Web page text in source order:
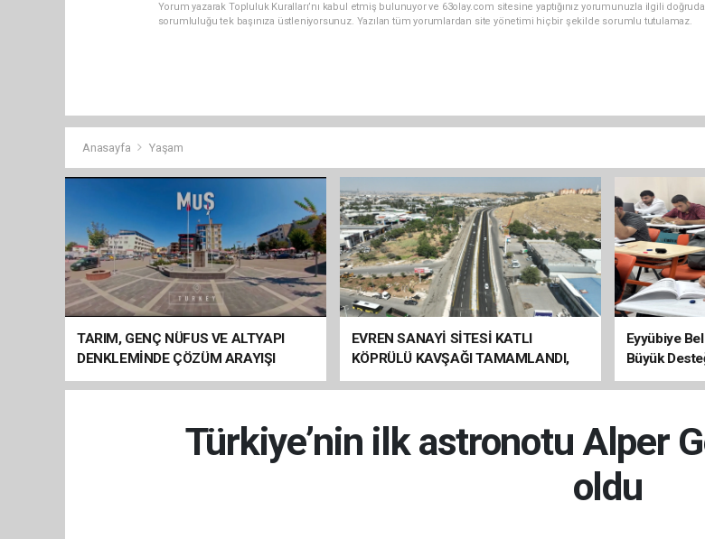
Yorum yazarak Topluluk Kuralları’nı kabul etmiş bulunuyor ve 63olay.com sitesine yaptığınız yorumunuzla ilgili
sorumluluğu tek başınıza üstleniyorsunuz. Yazılan tüm yorumlardan site yönetimi hiçbir şekilde sorumlu tutulamaz.
Anasayfa Yaşam
TARIM, GENÇ NÜFUS VE ALTYAPI
DENKLEMİNDE ÇÖZÜM ARAYIŞI
EVREN SANAYİ SİTESİ KATLI
KÖPRÜLÜ KAVŞAĞI TAMAMLANDI,
ARAÇ GEÇİŞLERİ BAŞLADI
Eyyübiye
Büyük
Türkiye’nin ilk astronotu Alper
oldu